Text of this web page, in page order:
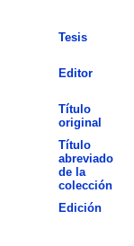
Tesis
Editor
Título
original
Título
abreviado
de la
colección
Edición